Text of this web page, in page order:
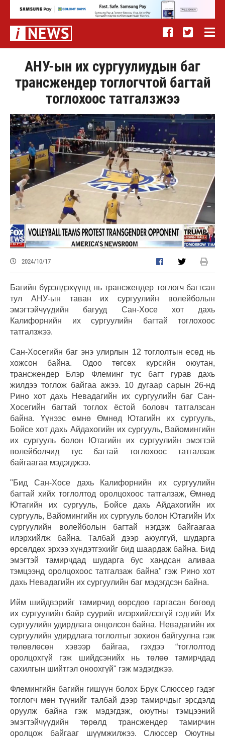
АНУ-ын их сургуулиудын баг
трансжендер тоглогчтой багтай
тоглохоос татгалзжээ
2024/10/17
Багийн бүрэлдэхүүнд нь трансжендер тоглогч багтсан
тул АНУ-ын таван их сургуулийн волейболын
эмэгтэйчүүдийн багууд Сан-Хосе хот дахь
Калифорнийн их сургуулийн багтай тоглохоос
татгалзжээ.
Сан-Хосегийн баг энэ улирлын 12 тоглолтын есөд нь
хожсон байна. Одоо төгсөх курсийн оюутан,
трансжендер Блэр Флеминг тус багт гурав дахь
жилдээ тоглож байгаа ажээ. 10 дугаар сарын 26-нд
Рино хот дахь Невадагийн их сургуулийн баг Сан-
Хосегийн багтай тоглох ёстой боловч татгалзсан
байна. Үүнээс өмнө Өмнөд Ютагийн их сургууль,
Бойсе хот дахь Айдахогийн их сургууль, Вайомингийн
их сургууль болон Ютагийн их сургуулийн эмэгтэй
волейболчид тус багтай тоглохоос татгалзаж
байгаагаа мэдэгджээ.
"Бид Сан-Хосе дахь Калифорнийн их сургуулийн
багтай хийх тоглолтод оролцохоос татгалзаж, Өмнөд
Ютагийн их сургууль, Бойсе дахь Айдахогийн их
сургууль, Вайомингийн их сургууль болон Ютагийн Их
сургуулийн волейболын багтай нэгдэж байгаагаа
илэрхийлж байна. Талбай дээр аюулгүй, шударга
өрсөлдөх эрхээ хүндэтгэхийг бид шаардаж байна. Бид
эмэгтэй тамирчдад шударга бус хандсан аливаа
тэмцээнд оролцохоос татгалзаж байна" гэж Рино хот
дахь Невадагийн их сургуулийн баг мэдэгдсэн байна.
Ийм шийдвэрийг тамирчид өөрсдөө гаргасан бөгөөд
их сургуулийн байр суурийг илэрхийлээгүй гэдгийг Их
сургуулийн удирдлага онцолсон байна. Невадагийн их
сургуулийн удирдлага тоглолтыг зохион байгуулна гэж
төлөвлөсөн хэвээр байгаа, гэхдээ “тоглолтод
оролцохгүй гэж шийдсэнийх нь төлөө тамирчдад
сахилгын шийтгэл оноохгүй" гэж мэдэгджээ.
Флемингийн багийн гишүүн болох Брук Слюссер гэдэг
тоглогч мөн түүнийг талбай дээр тамирчдыг эрсдэлд
оруулж байна гэж мэдэгдэж, оюутны тэмцээний
эмэгтэйчүүдийн төрөлд трансжендер тамирчин
оролцож байгааг шүүмжилжээ. Слюссер Оюутны